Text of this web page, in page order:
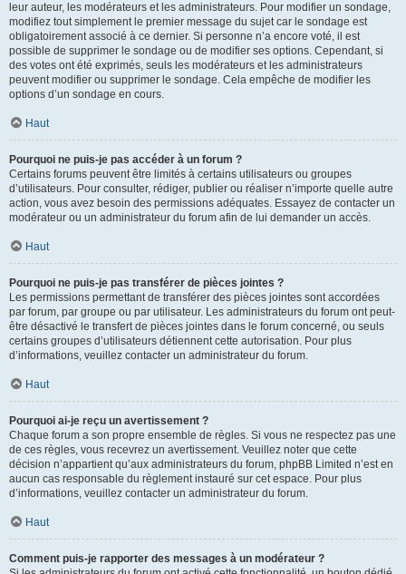
leur auteur, les modérateurs et les administrateurs. Pour modifier un sondage,
modifiez tout simplement le premier message du sujet car le sondage est
obligatoirement associé à ce dernier. Si personne n’a encore voté, il est
possible de supprimer le sondage ou de modifier ses options. Cependant, si
des votes ont été exprimés, seuls les modérateurs et les administrateurs
peuvent modifier ou supprimer le sondage. Cela empêche de modifier les
options d’un sondage en cours.
Haut
Pourquoi ne puis-je pas accéder à un forum ?
Certains forums peuvent être limités à certains utilisateurs ou groupes
d’utilisateurs. Pour consulter, rédiger, publier ou réaliser n’importe quelle autre
action, vous avez besoin des permissions adéquates. Essayez de contacter un
modérateur ou un administrateur du forum afin de lui demander un accès.
Haut
Pourquoi ne puis-je pas transférer de pièces jointes ?
Les permissions permettant de transférer des pièces jointes sont accordées
par forum, par groupe ou par utilisateur. Les administrateurs du forum ont peut-
être désactivé le transfert de pièces jointes dans le forum concerné, ou seuls
certains groupes d’utilisateurs détiennent cette autorisation. Pour plus
d’informations, veuillez contacter un administrateur du forum.
Haut
Pourquoi ai-je reçu un avertissement ?
Chaque forum a son propre ensemble de règles. Si vous ne respectez pas une
de ces règles, vous recevrez un avertissement. Veuillez noter que cette
décision n’appartient qu’aux administrateurs du forum, phpBB Limited n’est en
aucun cas responsable du règlement instauré sur cet espace. Pour plus
d’informations, veuillez contacter un administrateur du forum.
Haut
Comment puis-je rapporter des messages à un modérateur ?